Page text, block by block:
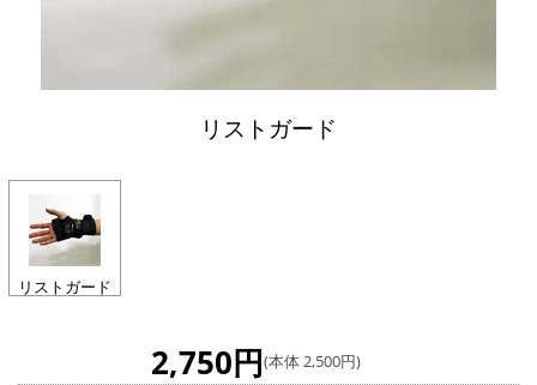
リストガード
リストガード
2,750円(本体 2,500円)